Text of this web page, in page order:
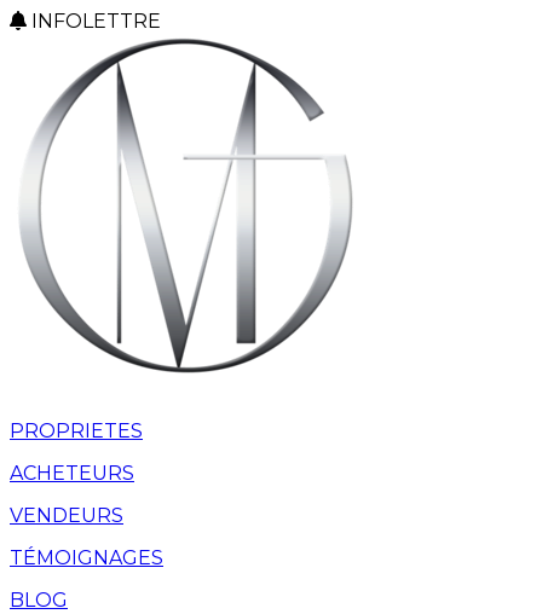
INFOLETTRE
PROPRIETES
ACHETEURS
VENDEURS
TÉMOIGNAGES
BLOG